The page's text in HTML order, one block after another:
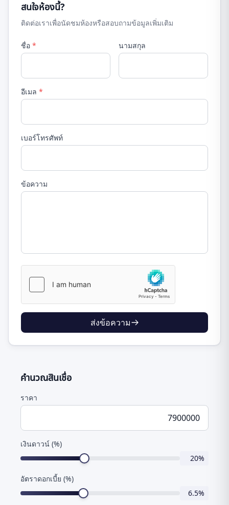
สนใจห้องนี้?
ติดต่อเราเพื่อนัดชมห้องหรือสอบถามข้อมูลเพิ่มเติม
ชื่อ * นามสกุล
อีเมล *
เบอร์โทรศัพท์
ข้อความ
ส่งข้อความ
คำนวณสินเชื่อ
ราคา
เงินดาวน์ (%)
20%
อัตราดอกเบี้ย (%)
6.5%